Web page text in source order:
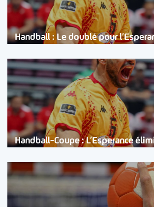
Handball : Le doublé pour
Handball-Coupe : L’Esperance